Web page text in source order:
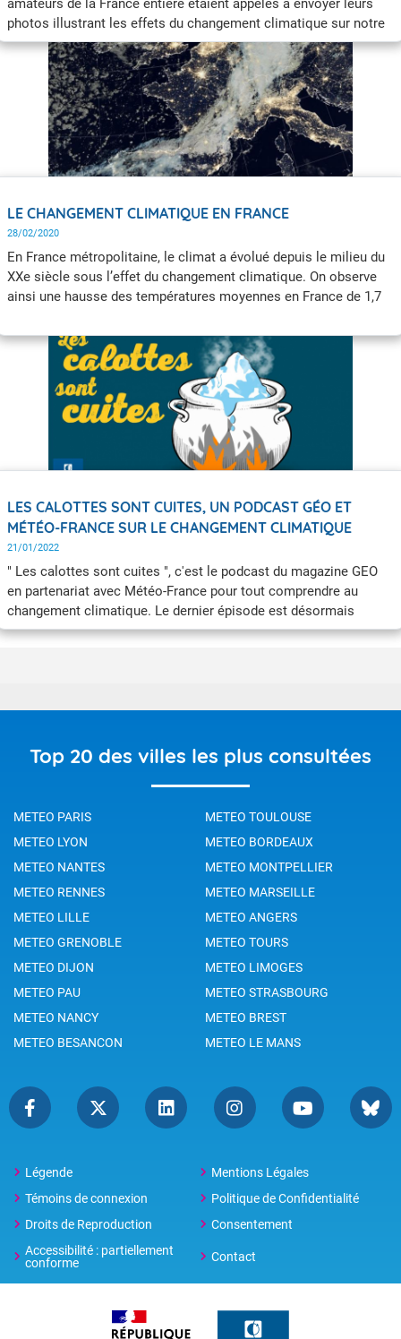
amateurs de la France entière étaient appelés à envoyer leurs
photos illustrant les effets du changement climatique sur notre
territoire pour participer à L'Œil du climat, un concours photo
proposé par GEO et Météo-France.
LE CHANGEMENT CLIMATIQUE EN FRANCE
28/02/2020
En France métropolitaine, le climat a évolué depuis le milieu du
XXe siècle sous l’effet du changement climatique. On observe
ainsi une hausse des températures moyennes en France de 1,7
moyenne dans le monde estimé à environ 1 °C depuis 1850
selon le rapport 1,5 °C du Giec. Les effets du changement
climatique sont sensibles en France sur les précipitations, les
vagues de chaleur, l’enneigement, les sécheresses, et impactent
les événements extrêmes…
LES CALOTTES SONT CUITES, UN PODCAST GÉO ET
MÉTÉO-FRANCE SUR LE CHANGEMENT CLIMATIQUE
21/01/2022
" Les calottes sont cuites ", c'est le podcast du magazine GEO
en partenariat avec Météo-France pour tout comprendre au
changement climatique. Le dernier épisode est désormais
disponible. Découvrez toute la série, sur vos plateformes
Top 20 des villes les plus consultées
METEO PARIS
METEO TOULOUSE
METEO LYON
METEO BORDEAUX
METEO NANTES
METEO MONTPELLIER
METEO RENNES
METEO MARSEILLE
METEO LILLE
METEO ANGERS
METEO GRENOBLE
METEO TOURS
METEO DIJON
METEO LIMOGES
METEO PAU
METEO STRASBOURG
METEO NANCY
METEO BREST
METEO BESANCON
METEO LE MANS
Légende
Mentions Légales
Témoins de connexion
Politique de Confidentialité
Droits de Reproduction
Consentement
Accessibilité : partiellement
conforme
Contact